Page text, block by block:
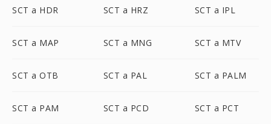
SCT a HDR SCT a HRZ SCT a IPL
SCT a MAP SCT a MNG SCT a MTV
SCT a OTB SCT a PAL SCT a PALM
SCT a PAM SCT a PCD SCT a PCT